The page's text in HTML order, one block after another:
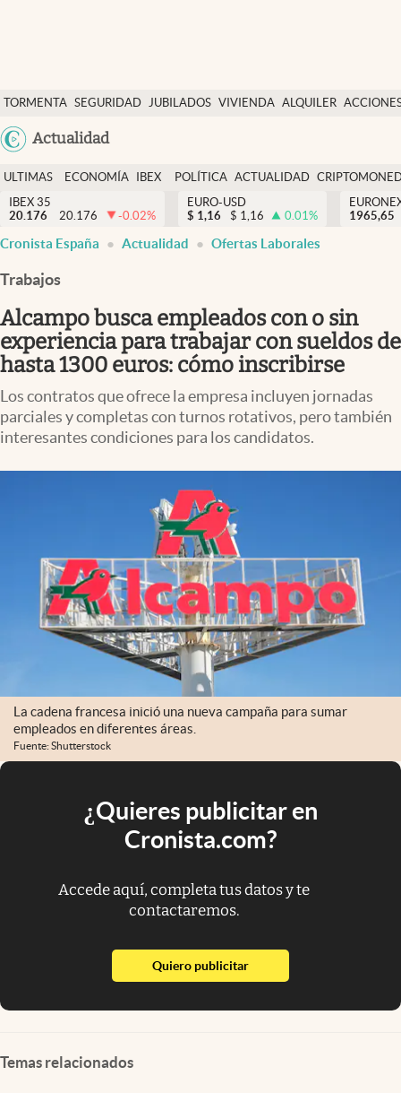
TORMENTA SEGURIDAD JUBILADOS VIVIENDA ALQUILER
USA
Actualidad
Economía y finanzas
Política
Actualidad
Criptomonedas
España
ULTIMAS
NOTICIAS
ECONOMÍA
FINANZAS
IBEX
EURO
POLÍTICA ACTUALIDAD
IBEX 35
20.176
20.176 -0.02%
EURO-USD
$ 1,16 $ 1,16 0.01%
1965,65
Cronista España Actualidad Ofertas Laborales
Trabajos
Alcampo busca empleados con o sin
experiencia para trabajar con sueldos de
hasta 1300 euros: cómo inscribirse
Los contratos que ofrece la empresa incluyen jornadas
parciales y completas con turnos rotativos, pero también
interesantes condiciones para los candidatos.
La cadena francesa inició una nueva campaña para sumar
empleados en diferentes áreas.
Fuente: Shutterstock
¿Quieres publicitar en
Cronista.com?
Accede aquí, completa tus datos y te
contactaremos.
Quiero publicitarabre en nueva pestaña
Temas relacionados